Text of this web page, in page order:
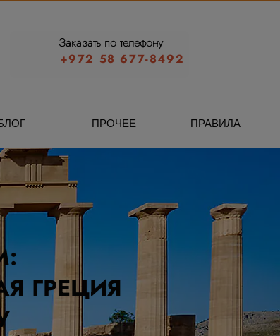
+972 58 677-8492
Заказать по телефону
ПРОЧЕЕ ПРАВИЛА
ГРЕЦИЯ